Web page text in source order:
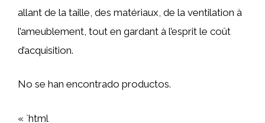
allant de la taille, des matériaux, de la ventilation à
l’ameublement, tout en gardant à l’esprit le coût
d’acquisition.
No se han encontrado productos.
« `html